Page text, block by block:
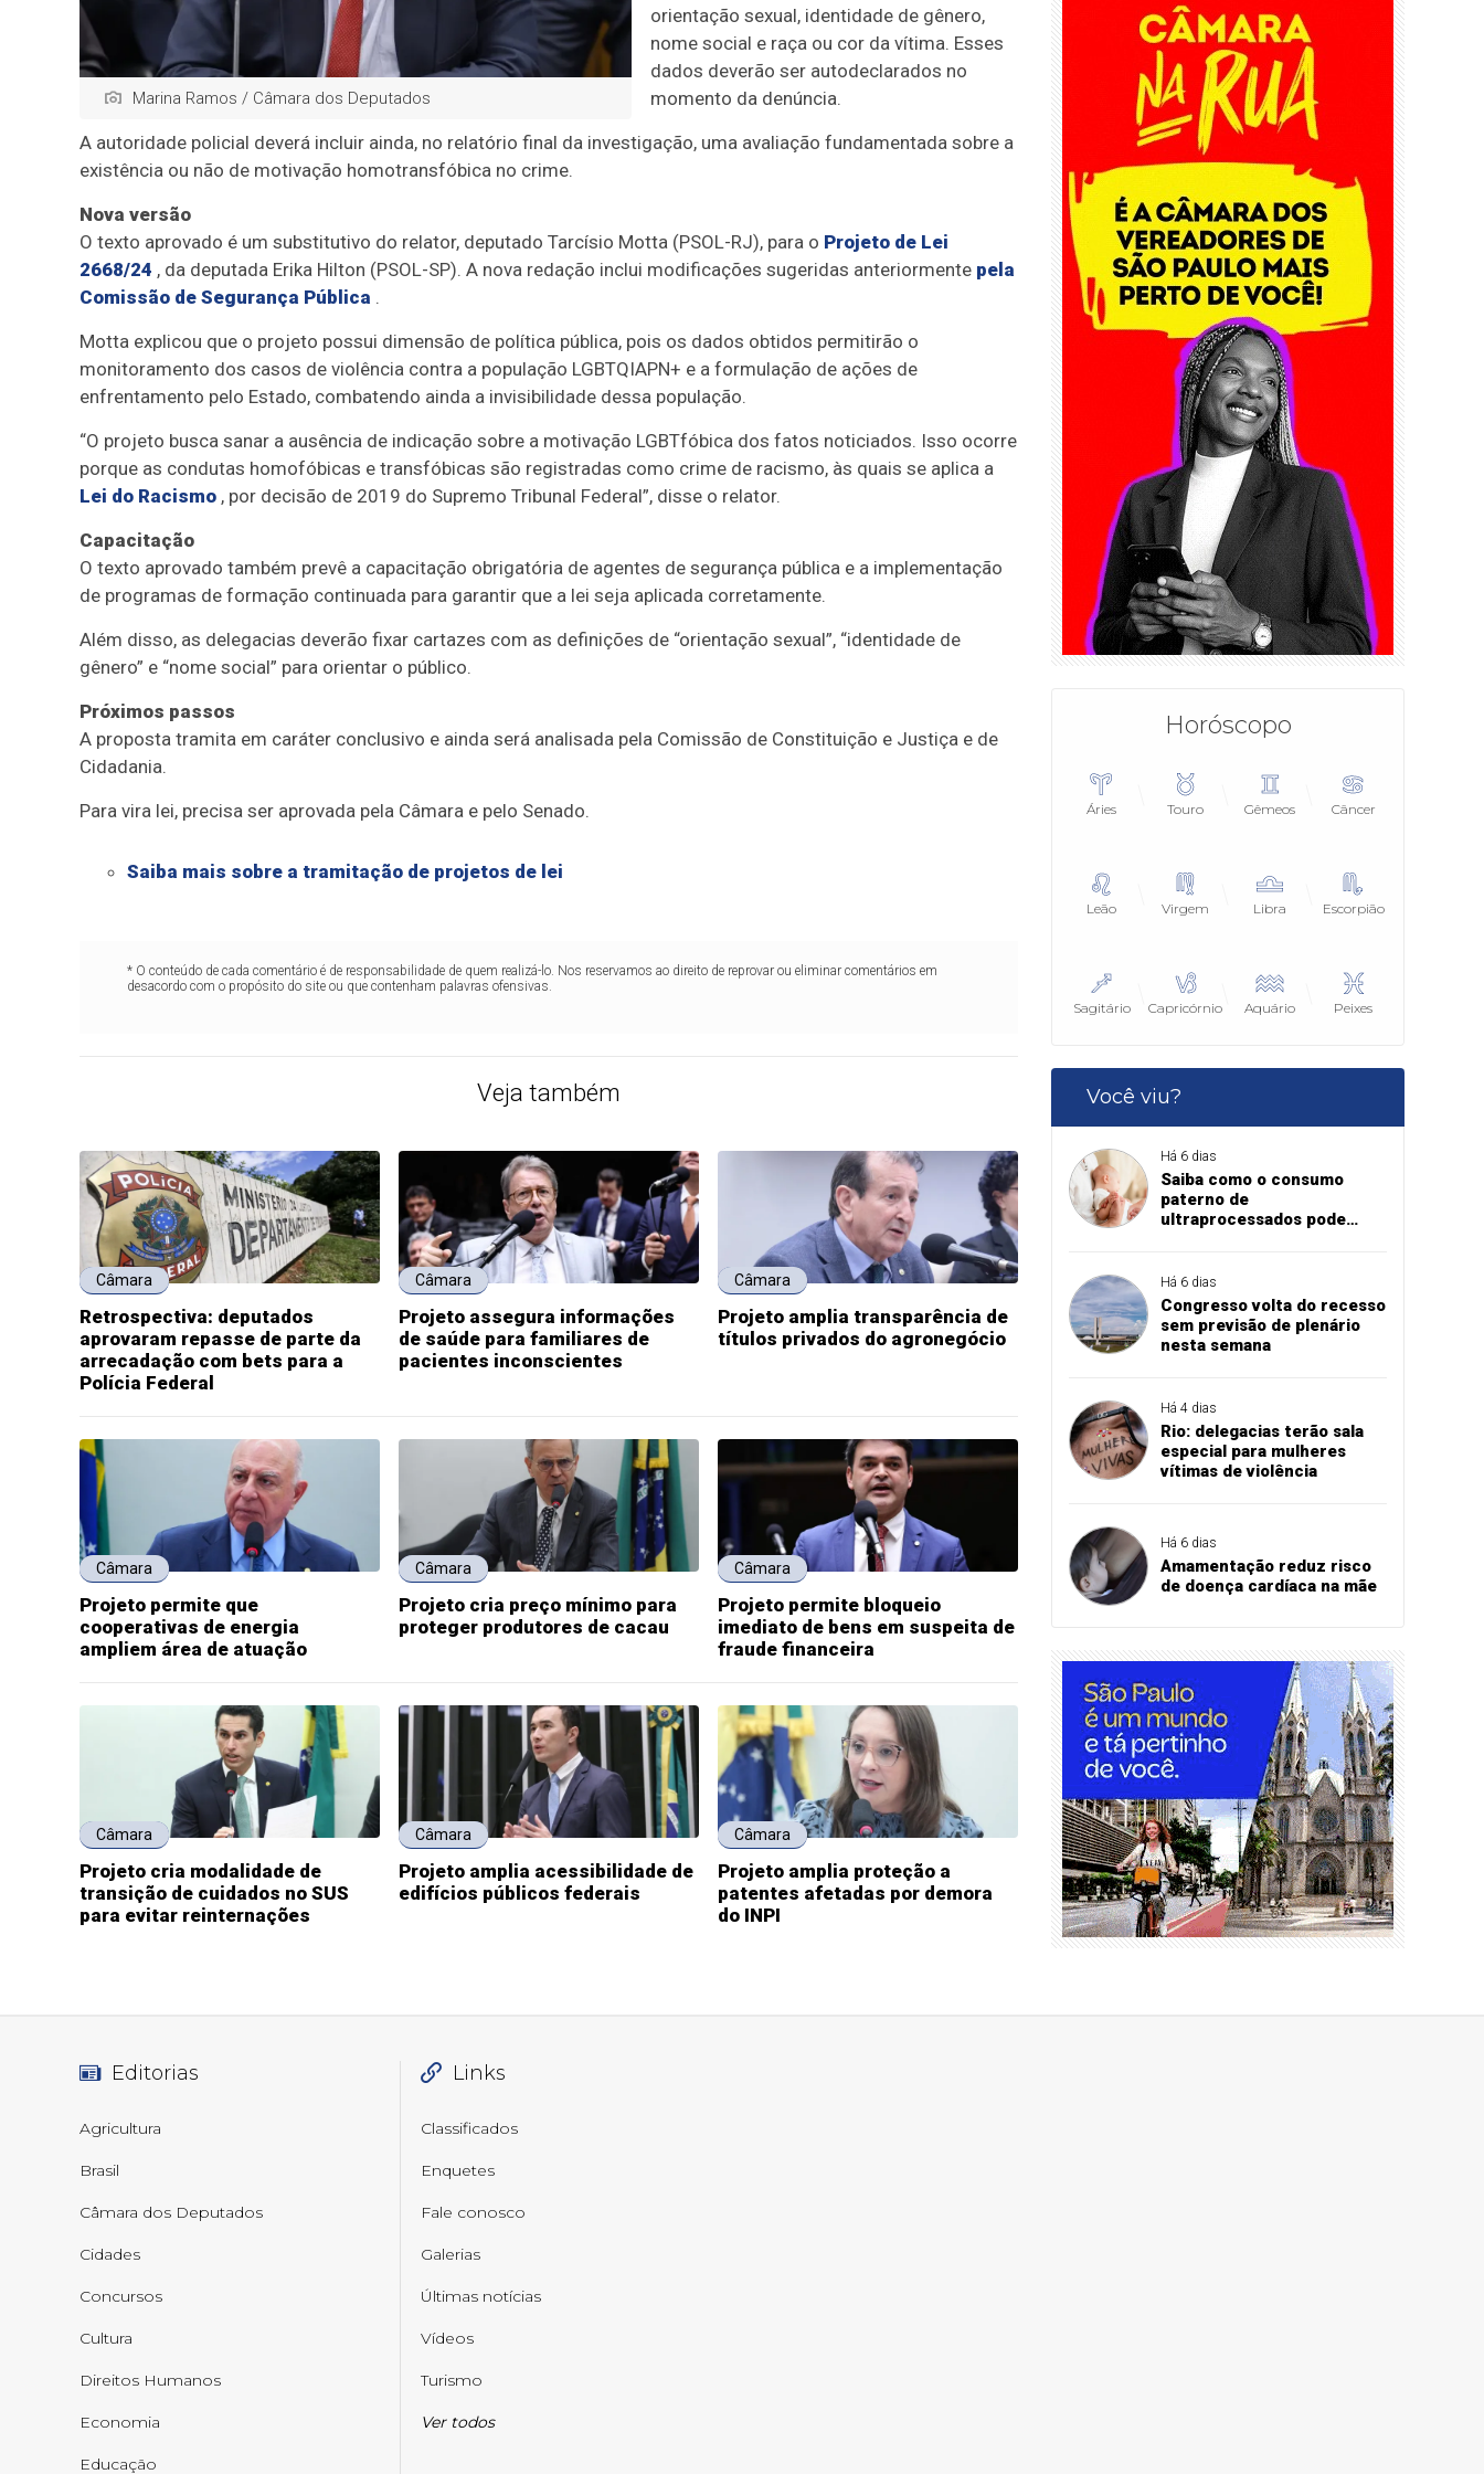
Marina Ramos / Câmara dos Deputados
orientação sexual, identidade de gênero,
nome social e raça ou cor da vítima. Esses
dados deverão ser autodeclarados no
momento da denúncia.
A autoridade policial deverá incluir ainda, no relatório final da investigação, uma avaliação fundamentada sobre a
existência ou não de motivação homotransfóbica no crime.
Nova versão
O texto aprovado é um substitutivo do relator, deputado Tarcísio Motta (PSOL-RJ), para o Projeto de Lei
2668/24 , da deputada Erika Hilton (PSOL-SP). A nova redação inclui modificações sugeridas anteriormente pela
Comissão de Segurança Pública .
Motta explicou que o projeto possui dimensão de política pública, pois os dados obtidos permitirão o
monitoramento dos casos de violência contra a população LGBTQIAPN+ e a formulação de ações de
enfrentamento pelo Estado, combatendo ainda a invisibilidade dessa população.
“O projeto busca sanar a ausência de indicação sobre a motivação LGBTfóbica dos fatos noticiados. Isso ocorre
porque as condutas homofóbicas e transfóbicas são registradas como crime de racismo, às quais se aplica a
Lei do Racismo , por decisão de 2019 do Supremo Tribunal Federal”, disse o relator.
Capacitação
O texto aprovado também prevê a capacitação obrigatória de agentes de segurança pública e a implementação
de programas de formação continuada para garantir que a lei seja aplicada corretamente.
Além disso, as delegacias deverão fixar cartazes com as definições de “orientação sexual”, “identidade de
gênero” e “nome social” para orientar o público.
Próximos passos
A proposta tramita em caráter conclusivo e ainda será analisada pela Comissão de Constituição e Justiça e de
Cidadania.
Para vira lei, precisa ser aprovada pela Câmara e pelo Senado.
Saiba mais sobre a tramitação de projetos de lei
* O conteúdo de cada comentário é de responsabilidade de quem realizá-lo. Nos reservamos ao direito de reprovar ou eliminar comentários em
desacordo com o propósito do site ou que contenham palavras ofensivas.
Veja também
Câmara
Retrospectiva: deputados
aprovaram repasse de parte da
arrecadação com bets para a
Polícia Federal
Câmara
Projeto assegura informações
de saúde para familiares de
pacientes inconscientes
Câmara
Projeto amplia transparência de
títulos privados do agronegócio
Câmara
Projeto permite que
cooperativas de energia
ampliem área de atuação
Câmara
Projeto cria preço mínimo para
proteger produtores de cacau
Câmara
Projeto permite bloqueio
imediato de bens em suspeita de
fraude financeira
Câmara
Projeto cria modalidade de
transição de cuidados no SUS
para evitar reinternações
Câmara
Projeto amplia acessibilidade de
edifícios públicos federais
Câmara
Projeto amplia proteção a
patentes afetadas por demora
do INPI
Horóscopo
Áries Touro Gêmeos Câncer
Leão Virgem Libra Escorpião
Sagitário Capricórnio Aquário Peixes
Você viu?
Há 6 dias
Saiba como o consumo
paterno de
ultraprocessados pode
Há 6 dias
Congresso volta do recesso
sem previsão de plenário
nesta semana
Há 4 dias
Rio: delegacias terão sala
especial para mulheres
vítimas de violência
Há 6 dias
Amamentação reduz risco
de doença cardíaca na mãe
Editorias
Agricultura
Brasil
Câmara dos Deputados
Cidades
Concursos
Cultura
Direitos Humanos
Economia
Educação
Links
Classificados
Enquetes
Fale conosco
Galerias
Últimas notícias
Vídeos
Turismo
Ver todos